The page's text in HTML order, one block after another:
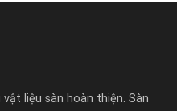
liệu sàn hoàn thiện. Sàn